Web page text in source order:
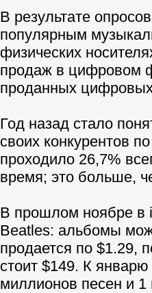
В результате
популярным
физических
продаж в цифровом
проданных
Год назад стало
своих конкурентов
проходило 26,7%
время; это больше,
В прошлом ноябре в
Beatles: альбомы
продается по $1.29,
стоит $149. К
миллионов песен и